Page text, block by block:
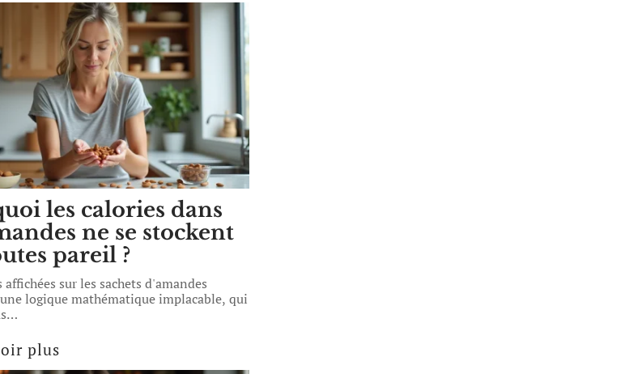
les calories dans
ne se stockent
pareil ?
affichées sur les sachets d'amandes
logique mathématique implacable, qui
…
plus